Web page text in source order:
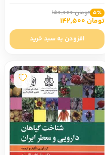
5٪ تومان 150,000
تومان 142,500
افزودن به سبد خرید